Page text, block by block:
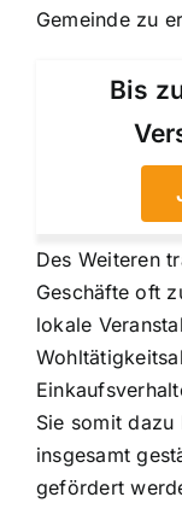
Gemeinde zu
Bis
Des Weiteren
Geschäfte oft
lokale
Sie somit dazu
insgesamt
gefördert